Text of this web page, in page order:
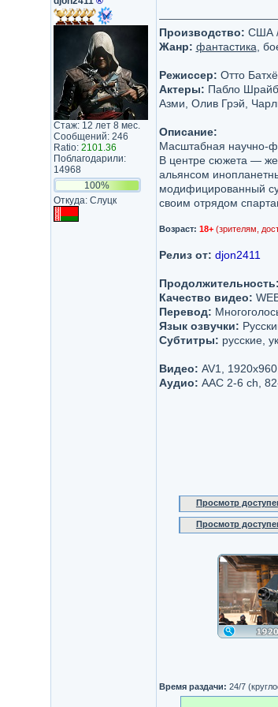
Стаж: 12 лет 8 мес.
Сообщений: 246
Ratio: 2101.36
Поблагодарили:
14968
100%
Откуда: Слуцк
Производство: США /
Жанр: фантастика ,
Режиссер: Отто
Актеры: Пабло
Азми, Олив Грэй,
Описание:
Масштабная научно-
В центре сюжета —
альянсом
модифицированный
своим отрядом
Возраст: 18+ (зрителям,
Релиз от: djon2411
Продолжительность:
Качество видео:
Перевод:
Язык озвучки:
Субтитры: русские,
Видео: AV1,
Аудио: AAC 2-6 ch,
Просмотр
Просмотр
Время раздачи: 24/7